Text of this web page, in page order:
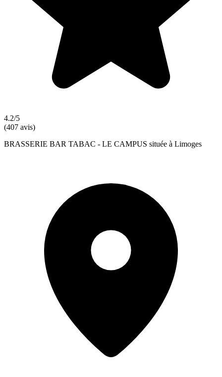
4.2/5
(407 avis)
BRASSERIE BAR TABAC - LE CAMPUS située à Limoges